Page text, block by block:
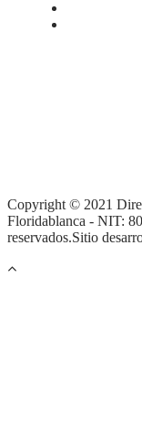
Copyright © 2021
Floridablanca - NIT:
reservados.Sitio